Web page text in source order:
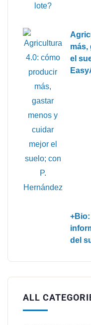
más,
el
del
ALL